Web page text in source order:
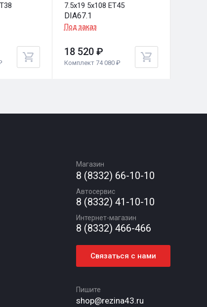
7.5x19 5x108 ET45
DIA67.1
Под заказ
18 520 ₽
Комплект 74 080 ₽
Магазин
8 (8332) 66-10-10
Автосервис
8 (8332) 41-10-10
Интернет-магазин
8 (8332) 466-466
Связаться с нами
Пишите
shop@rezina43.ru